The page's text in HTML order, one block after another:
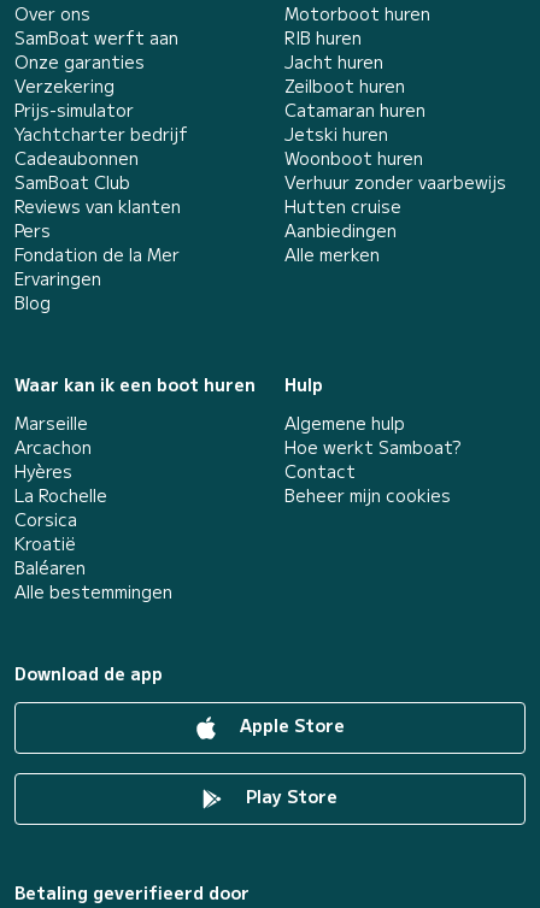
Over ons
SamBoat werft aan
Onze garanties
Verzekering
Prijs-simulator
Yachtcharter bedrijf
Cadeaubonnen
SamBoat Club
Reviews van klanten
Pers
Fondation de la Mer
Ervaringen
Blog
Motorboot huren
RIB huren
Jacht huren
Zeilboot huren
Catamaran huren
Jetski huren
Woonboot huren
Verhuur zonder vaarbewijs
Hutten cruise
Aanbiedingen
Alle merken
Waar kan ik een boot huren
Marseille
Arcachon
Hyères
La Rochelle
Corsica
Kroatië
Baléaren
Alle bestemmingen
Hulp
Algemene hulp
Hoe werkt Samboat?
Contact
Beheer mijn cookies
Download de app
Apple Store
Play Store
Betaling geverifieerd door